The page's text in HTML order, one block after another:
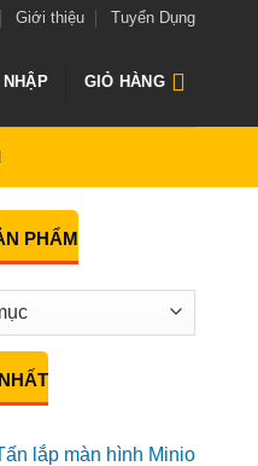
Giới thiệu Tuyển Dụng
GIỎ HÀNG
PHẨM
lắp màn hình Minio